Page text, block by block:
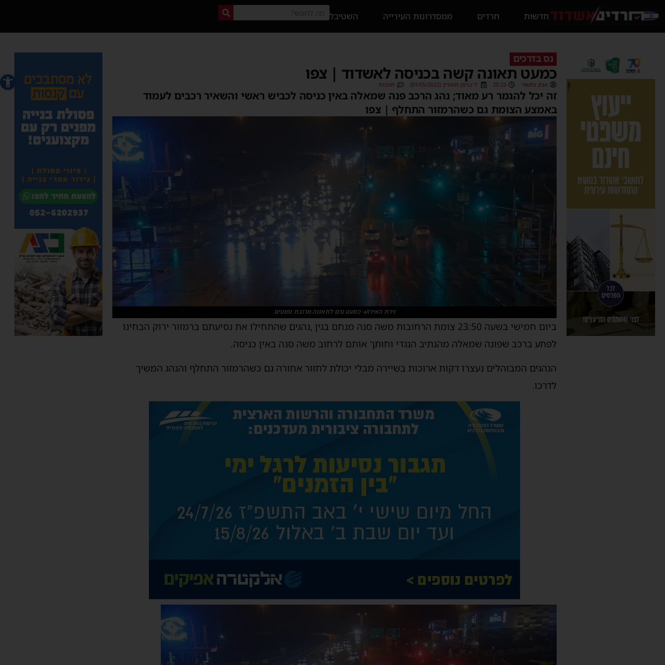
פתח
חדשות חרדים ממסדרונות העירייה השטיבל
נס בדרכים
כמעט תאונה קשה בכניסה לאשדוד | צפו
אביב נחשוני 20:23 ל׳ בניסן תשפ״ב (01/05/2022) תגובות
זה יכל להגמר רע מאוד; נהג הרכב פנה שמאלה באין כניסה לכביש ראשי והשאיר רכבים לעמוד
באמצע הצומת גם כשהרמזור התחלף | צפו
זירת האירוע- כמעט גרם לתאונה מרובת נפגעים
ביום חמישי בשעה 23:50 צומת הרחובות משה סנה מנחם בגין ,נהגים שהתחילו את נסיעתם ברמזור ירוק הבחינו
לפתע ברכב שפונה שמאלה מהנתיב הנגדי וחותך אותם לרחוב משה סנה באין כניסה.
הנהגים המבוהלים נעצרו דקות ארוכות בשיירה מבלי יכולת לחזור אחורה גם כשהרמזור התחלף והנהג המשיך
לדרכו.
וידאו